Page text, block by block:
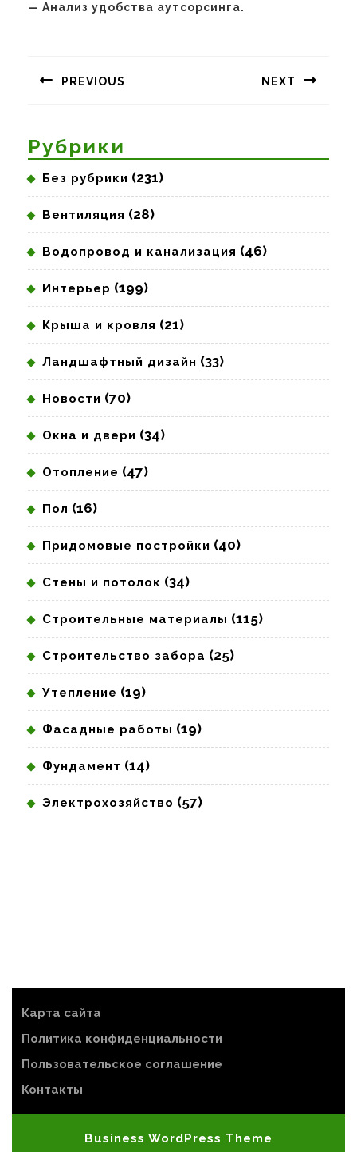
— Анализ удобства аутсорсинга.
записям
PREVIOUS NEXT
Рубрики
Без рубрики (231)
Вентиляция (28)
Водопровод и канализация (46)
Интерьер (199)
Крыша и кровля (21)
Ландшафтный дизайн (33)
Новости (70)
Окна и двери (34)
Отопление (47)
Пол (16)
Придомовые постройки (40)
Стены и потолок (34)
Строительные материалы (115)
Строительство забора (25)
Утепление (19)
Фасадные работы (19)
Фундамент (14)
Электрохозяйство (57)
Карта сайта
Политика конфиденциальности
Пользовательское соглашение
Контакты
Business WordPress Theme